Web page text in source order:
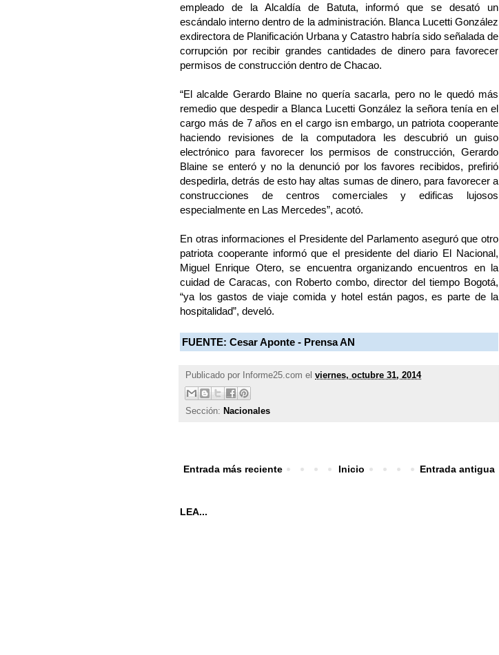
empleado de la Alcaldía de Batuta, informó que se desató un
escándalo interno dentro de la administración. Blanca Lucetti González
exdirectora de Planificación Urbana y Catastro habría sido señalada de
corrupción por recibir grandes cantidades de dinero para favorecer
permisos de construcción dentro de Chacao.
“El alcalde Gerardo Blaine no quería sacarla, pero no le quedó más
remedio que despedir a Blanca Lucetti González la señora tenía en el
cargo más de 7 años en el cargo isn embargo, un patriota cooperante
haciendo revisiones de la computadora les descubrió un guiso
electrónico para favorecer los permisos de construcción, Gerardo
Blaine se enteró y no la denunció por los favores recibidos, prefirió
despedirla, detrás de esto hay altas sumas de dinero, para favorecer a
construcciones de centros comerciales y edificas lujosos
especialmente en Las Mercedes”, acotó.
En otras informaciones el Presidente del Parlamento aseguró que otro
patriota cooperante informó que el presidente del diario El Nacional,
Miguel Enrique Otero, se encuentra organizando encuentros en la
cuidad de Caracas, con Roberto combo, director del tiempo Bogotá,
“ya los gastos de viaje comida y hotel están pagos, es parte de la
hospitalidad”, develó.
FUENTE: Cesar Aponte - Prensa AN
Publicado por Informe25.com el viernes, octubre 31, 2014
Sección: Nacionales
Entrada más reciente Entrada antigua
Inicio
LEA...